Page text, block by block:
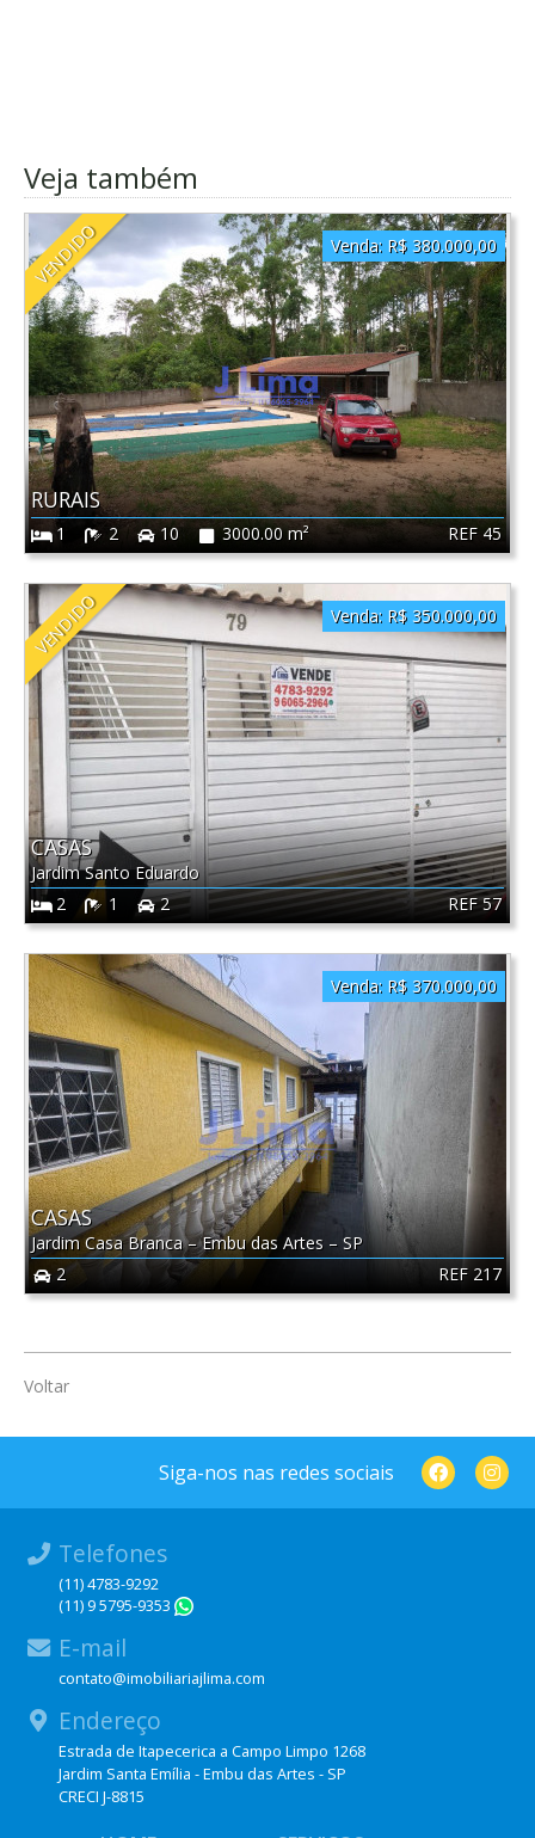
Veja também
VENDIDO
REF 45
RURAIS
1 2 10 3000.00 m²
Venda: R$ 380.000,00
VENDIDO
REF 57
CASAS
Jardim Santo Eduardo
2
1 2
Venda: R$ 350.000,00
REF 217
CASAS
Jardim Casa Branca–Embu das Artes – SP
2
Venda: R$ 370.000,00
Voltar
Siga-nos nas redes sociais
Telefones
(11) 4783-9292
(11) 9 5795-9353
E-mail
contato@imobiliariajlima.com
Endereço
Estrada de Itapecerica a Campo Limpo 1268
Jardim Santa Emília - Embu das Artes - SP
CRECI J-8815